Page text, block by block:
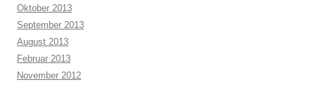
Oktober 2013
September 2013
August 2013
Februar 2013
November 2012